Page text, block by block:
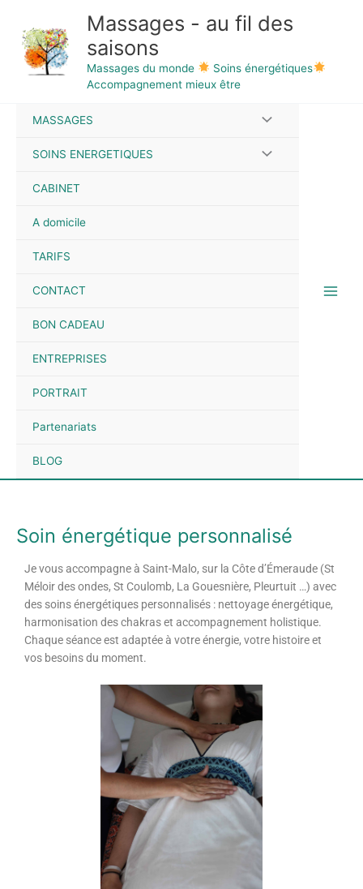
contenu
Massages - au fil des
saisons
Massages du monde
Soins énergétiques
Accompagnement mieux être
MASSAGES
SOINS ENERGETIQUES
CABINET
A domicile
TARIFS
CONTACT
BON CADEAU
ENTREPRISES
PORTRAIT
Partenariats
BLOG
Soin énergétique personnalisé
Je vous accompagne à Saint-Malo, sur la Côte d’Émeraude (St
Méloir des ondes, St Coulomb, La Gouesnière, Pleurtuit …) avec
des soins énergétiques personnalisés : nettoyage énergétique,
harmonisation des chakras et accompagnement holistique.
Chaque séance est adaptée à votre énergie, votre histoire et
vos besoins du moment.